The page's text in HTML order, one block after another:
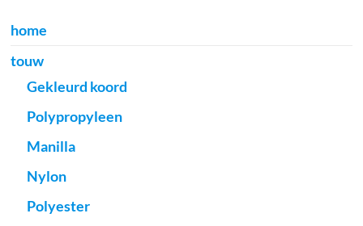
home
touw
Gekleurd koord
Polypropyleen
Manilla
Nylon
Polyester